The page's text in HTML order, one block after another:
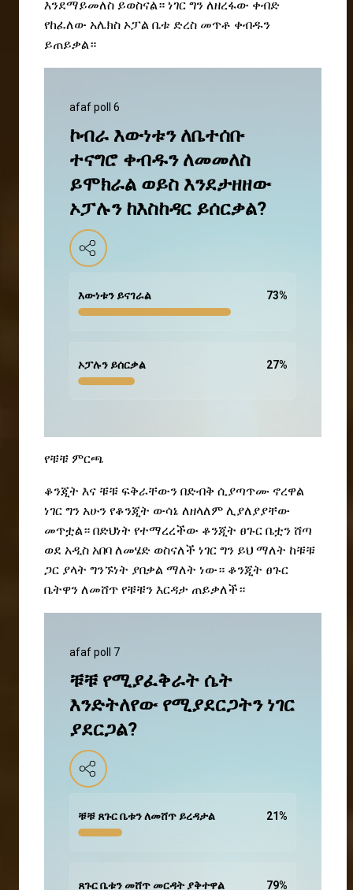
እንደማይመለስ ይወስናል። ነገር ግን ለዘረፋው ቀብድ
የከፈለው አሌክስ ኦፓል ቤቱ ድረስ መጥቶ ቀብዱን
ይጠይቃል።
afaf poll 6
ኮብራ እውነቱን ለቤተሰቡ
ተናግሮ ቀብዱን ለመመለስ
ይሞክራል ወይስ እንደታዘዘው
ኦፓሉን ከእስከዳር ይሰርቃል?
እውነቱን ይናገራል 73%
ኦፓሉን ይሰርቃል 27%
የቹቹ ምርጫ
ቆንጂት እና ቹቹ ፍቅራቸውን በድብቅ ሲያጣጥሙ ኖረዋል
ነገር ግን አሁን የቆንጂት ውሳኔ ለዘላለም ሊያለያያቸው
መጥቷል። በድህነት የተማረረችው ቆንጂት ፀጉር ቤቷን ሸጣ
ወደ አዲስ አበባ ለመሄድ ወስናለች ነገር ግን ይህ ማለት ከቹቹ
ጋር ያላት ግንኙነት ያበቃል ማለት ነው። ቆንጂት ፀጉር
ቤትዋን ለመሸጥ የቹቹን እርዳታ ጠይቃለች።
afaf poll 7
ቹቹ የሚያፈቅራት ሴት
እንድትለየው የሚያደርጋትን ነገር
ያደርጋል?
ቹቹ ጸጉር ቤቱን ለመሸጥ ይረዳታል 21%
ጸጉር ቤቱን መሸጥ መርዳት ያቅተዋል 79%